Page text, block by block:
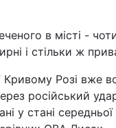
в місті -
і стільки ж
Кривому Розі вже
російський
у стані